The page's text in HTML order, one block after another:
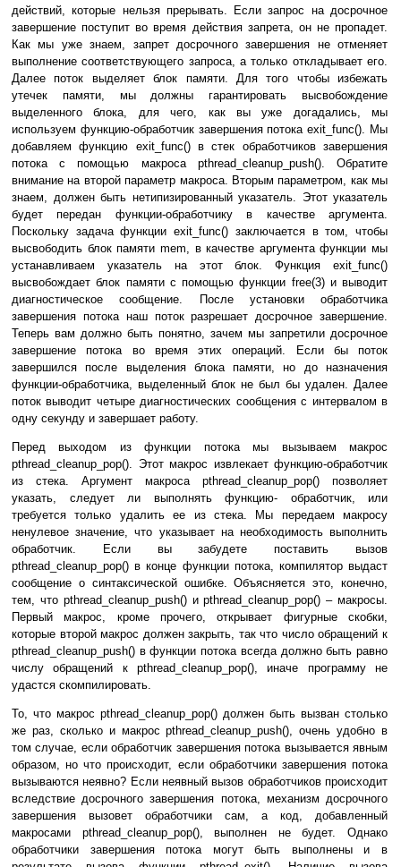
действий, которые нельзя прерывать. Если запрос на досрочное
завершение поступит во время действия запрета, он не пропадет.
Как мы уже знаем, запрет досрочного завершения не отменяет
выполнение соответствующего запроса, а только откладывает его.
Далее поток выделяет блок памяти. Для того чтобы избежать
утечек памяти, мы должны гарантировать высвобождение
выделенного блока, для чего, как вы уже догадались, мы
используем функцию-обработчик завершения потока exit_func(). Мы
добавляем функцию exit_func() в стек обработчиков завершения
потока с помощью макроса pthread_cleanup_push(). Обратите
внимание на второй параметр макроса. Вторым параметром, как мы
знаем, должен быть нетипизированный указатель. Этот указатель
будет передан функции-обработчику в качестве аргумента.
Поскольку задача функции exit_func() заключается в том, чтобы
высвободить блок памяти mem, в качестве аргумента функции мы
устанавливаем указатель на этот блок. Функция exit_func()
высвобождает блок памяти с помощью функции free(3) и выводит
диагностическое сообщение. После установки обработчика
завершения потока наш поток разрешает досрочное завершение.
Теперь вам должно быть понятно, зачем мы запретили досрочное
завершение потока во время этих операций. Если бы поток
завершился после выделения блока памяти, но до назначения
функции-обработчика, выделенный блок не был бы удален. Далее
поток выводит четыре диагностических сообщения с интервалом в
одну секунду и завершает работу.
Перед выходом из функции потока мы вызываем макрос
pthread_cleanup_pop(). Этот макрос извлекает функцию-обработчик
из стека. Аргумент макроса pthread_cleanup_pop() позволяет
указать, следует ли выполнять функцию- обработчик, или
требуется только удалить ее из стека. Мы передаем макросу
ненулевое значение, что указывает на необходимость выполнить
обработчик. Если вы забудете поставить вызов
pthread_cleanup_pop() в конце функции потока, компилятор выдаст
сообщение о синтаксической ошибке. Объясняется это, конечно,
тем, что pthread_cleanup_push() и pthread_cleanup_pop() – макросы.
Первый макрос, кроме прочего, открывает фигурные скобки,
которые второй макрос должен закрыть, так что число обращений к
pthread_cleanup_push() в функции потока всегда должно быть равно
числу обращений к pthread_cleanup_pop(), иначе программу не
удастся скомпилировать.
То, что макрос pthread_cleanup_pop() должен быть вызван столько
же раз, сколько и макрос pthread_cleanup_push(), очень удобно в
том случае, если обработчик завершения потока вызывается явным
образом, но что происходит, если обработчики завершения потока
вызываются неявно? Если неявный вызов обработчиков происходит
вследствие досрочного завершения потока, механизм досрочного
завершения вызовет обработчики сам, а код, добавленный
макросами pthread_cleanup_pop(), выполнен не будет. Однако
обработчики завершения потока могут быть выполнены и в